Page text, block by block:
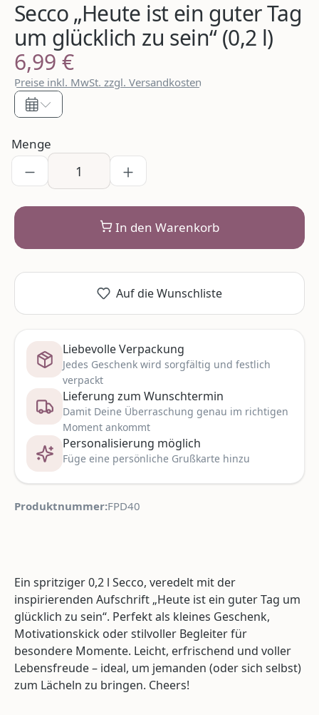
Secco „Heute ist ein guter Tag
um glücklich zu sein“ (0,2 l)
Regulärer Preis:
6,99 €
Preise inkl. MwSt. zzgl. Versandkosten
Menge
In den Warenkorb
Auf die Wunschliste
Liebevolle Verpackung
Jedes Geschenk wird sorgfältig und festlich
verpackt
Lieferung zum Wunschtermin
Damit Deine Überraschung genau im richtigen
Moment ankommt
Personalisierung möglich
Füge eine persönliche Grußkarte hinzu
Produktnummer:FPD40
Ein spritziger 0,2 l Secco, veredelt mit der
inspirierenden Aufschrift „Heute ist ein guter Tag um
glücklich zu sein“. Perfekt als kleines Geschenk,
Motivationskick oder stilvoller Begleiter für
besondere Momente. Leicht, erfrischend und voller
Lebensfreude – ideal, um jemanden (oder sich selbst)
zum Lächeln zu bringen. Cheers!